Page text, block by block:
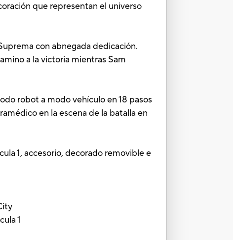
que representan el universo
con abnegada dedicación.
a la victoria mientras Sam
robot a modo vehículo en 18 pasos
en la escena de la batalla en
1, accesorio, decorado removible e
1